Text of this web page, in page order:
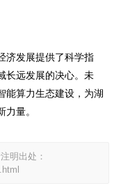
济发展提供了科学指
长远发展的决心。未
能算力生态建设，为湖
量。
明出处：